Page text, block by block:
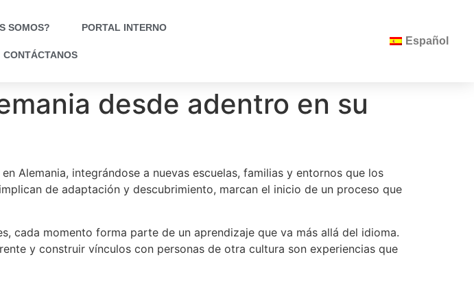
SOMOS? PORTAL INTERNO
CONTÁCTANOS
Español
desde adentro en su
Alemania, integrándose a nuevas escuelas, familias y entornos que los
de adaptación y descubrimiento, marcan el inicio de un proceso que
cada momento forma parte de un aprendizaje que va más allá del idioma.
y construir vínculos con personas de otra cultura son experiencias que